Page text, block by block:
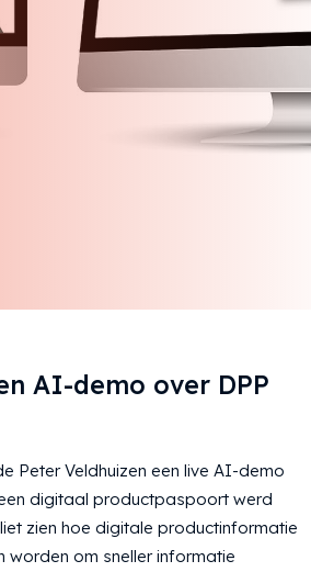
AI-demo over DPP
Peter Veldhuizen een live AI-demo
digitaal productpaspoort werd
zien hoe digitale productinformatie
worden om sneller informatie